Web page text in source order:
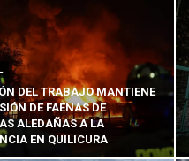
DEL TRABAJO MANTIENE
DE FAENAS DE
ALEDAÑAS A LA
EN QUILICURA